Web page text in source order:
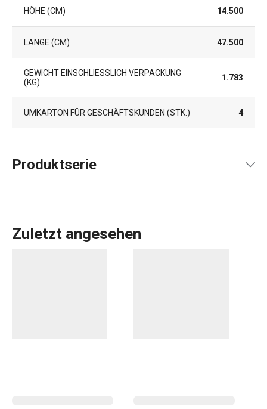
HÖHE (CM) 14.500
LÄNGE (CM) 47.500
GEWICHT EINSCHLIESSLICH VERPACKUNG (
KG)
1.783
UMKARTON FÜR GESCHÄFTSKUNDEN (STK.) 4
Produktserie
Zuletzt angesehen